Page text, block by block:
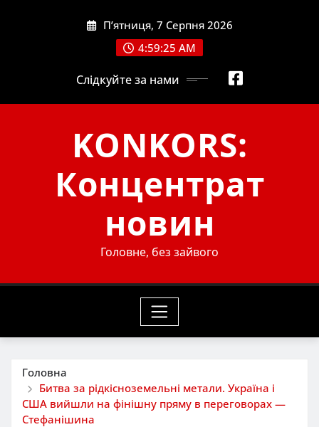
П’ятниця, 7 Серпня 2026
4:59:26 AM
Слідкуйте за нами
KONKORS:
Концентрат
новин
Головне, без зайвого
Головна
Битва за рідкісноземельні метали. Україна і
США вийшли на фінішну пряму в переговорах —
Стефанішина